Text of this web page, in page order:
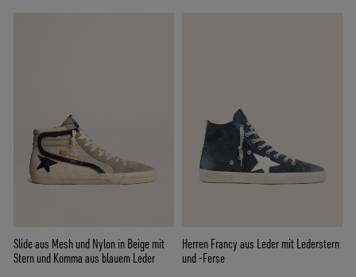
Slide aus Mesh und Nylon in Beige mit
Stern und Komma aus blauem Leder
Herren Francy aus Leder mit Lederstern
und -Ferse